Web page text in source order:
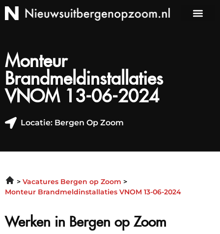
Monteur
Brandmeldinstallaties
VNOM 13-06-2024
Locatie: Bergen Op Zoom
Vacatures Bergen op Zoom
Monteur Brandmeldinstallaties VNOM 13-06-2024
Werken in Bergen op Zoom